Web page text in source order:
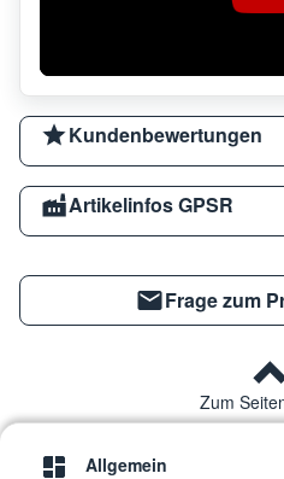
Kundenbewertungen
Artikelinfos GPSR
Frage zum
Zum
Allgemein